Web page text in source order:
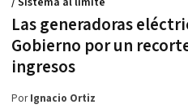
Las generadoras
Gobierno por un
ingresos
PorIgnacio Ortiz